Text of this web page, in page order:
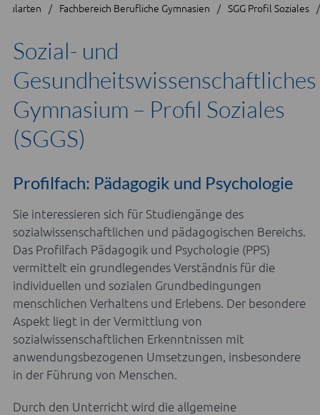
Fachbereich Berufliche Gymnasien SGG Profil Soziales
Sozial- und
Gesundheitswissenschaftliches
Gymnasium – Profil Soziales
(SGGS)
Profilfach: Pädagogik und Psychologie
Sie interessieren sich für Studiengänge des
sozialwissenschaftlichen und pädagogischen Bereichs.
Das Profilfach Pädagogik und Psychologie (PPS)
vermittelt ein grundlegendes Verständnis für die
individuellen und sozialen Grundbedingungen
menschlichen Verhaltens und Erlebens. Der besondere
Aspekt liegt in der Vermittlung von
sozialwissenschaftlichen Erkenntnissen mit
anwendungsbezogenen Umsetzungen, insbesondere
in der Führung von Menschen.
Durch den Unterricht wird die allgemeine